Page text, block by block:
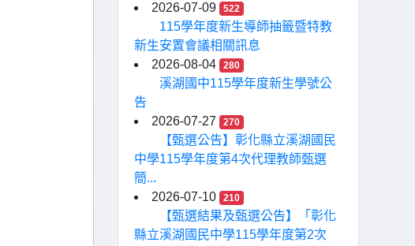
2026-07-09
522
115學年度新生導師抽籤暨特教
新生安置會議相關訊息
2026-08-04
280
溪湖國中115學年度新生學號公
告
2026-07-27
270
【甄選公告】彰化縣立溪湖國民
中學115學年度第4次代理教師甄選
簡...
2026-07-10
210
【甄選結果及甄選公告】「彰化
縣立溪湖國民中學115學年度第2次